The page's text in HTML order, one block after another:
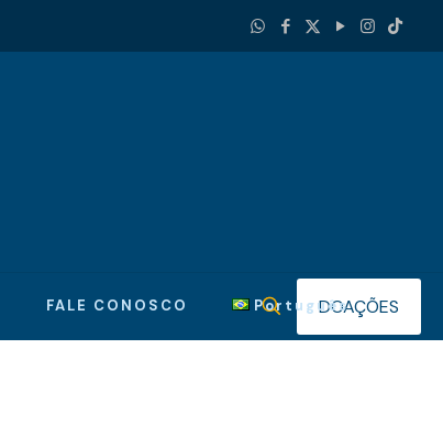
FALE CONOSCO PortuguêsDOAÇÕES